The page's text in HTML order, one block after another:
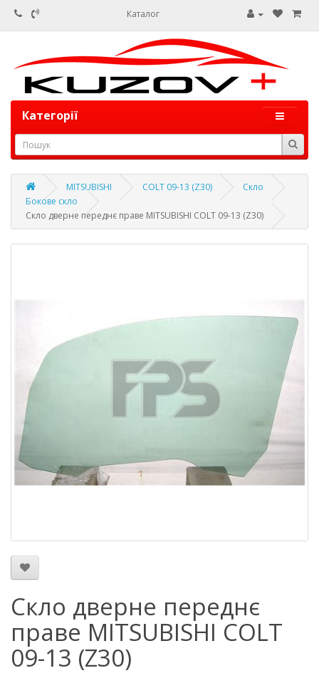
Каталог
Категорії
MITSUBISHI COLT 09-13 (Z30)
Скло
Бокове скло
Скло дверне переднє праве MITSUBISHI COLT 09-13 (Z30)
Скло дверне переднє
праве MITSUBISHI COLT
09-13 (Z30)